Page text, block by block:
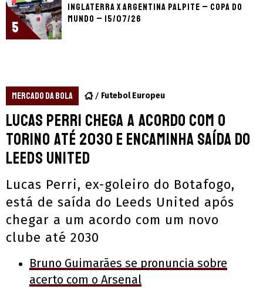
5
Inglaterra x Argentina palpite – Copa do
Mundo – 15/07/26
MERCADO DA BOLA Futebol Europeu
Lucas Perri chega a acordo com o
Torino até 2030 e encaminha saída do
Leeds United
Lucas Perri, ex-goleiro do Botafogo,
está de saída do Leeds United após
chegar a um acordo com um novo
clube até 2030
Bruno Guimarães se pronuncia sobre
acerto com o Arsenal